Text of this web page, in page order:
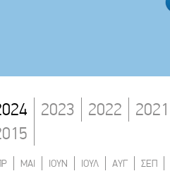
2023 2022
2021
ΜΑΙ ΙΟΥΝ ΙΟΥΛ ΑΥΓ ΣΕΠ